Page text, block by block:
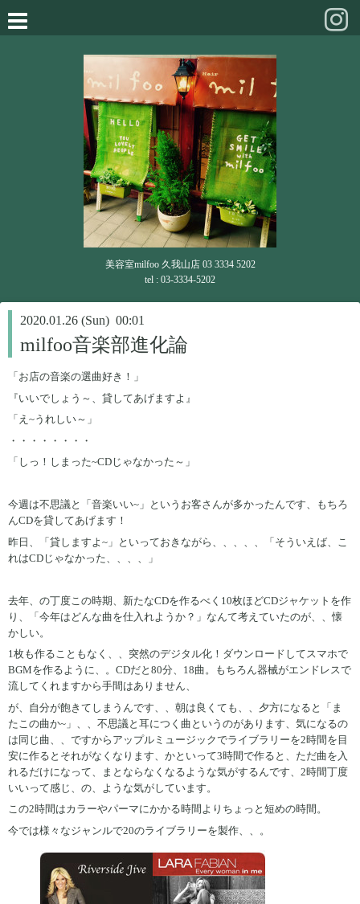
美容室milfoo 久我山店 03 3334 5202
tel : 03-3334-5202
2020.01.26 (Sun) 00:01
milfoo音楽部進化論
「お店の音楽の選曲好き！」
『いいでしょう～、貸してあげますよ』
「え~うれしい～」
・・・・・・・・
「しっ！しまった~CDじゃなかった～」
今週は不思議と「音楽いい~」というお客さんが多かったんです、もちろ
んCDを貸してあげます！
昨日、「貸しますよ~」といっておきながら、、、、、「そういえば、こ
れはCDじゃなかった、、、、」
去年、の丁度この時期、新たなCDを作るべく10枚ほどCDジャケットを作
り、「今年はどんな曲を仕入れようか？」なんて考えていたのが、、懐
かしい。
1枚も作ることもなく、、突然のデジタル化！ダウンロードしてスマホで
BGMを作るように、。CDだと80分、18曲。もちろん器械がエンドレスで
流してくれますから手間はありません、
が、自分が飽きてしまうんです、、朝は良くても、、夕方になると「ま
たこの曲か~」、、不思議と耳につく曲というのがあります、気になるの
は同じ曲、、ですからアップルミュージックでライブラリーを2時間を目
安に作るとそれがなくなります、かといって3時間で作ると、ただ曲を入
れるだけになって、まとならなくなるような気がするんです、2時間丁度
いいって感じ、の、ような気がしています。
この2時間はカラーやパーマにかかる時間よりちょっと短めの時間。
今では様々なジャンルで20のライブラリーを製作、、。